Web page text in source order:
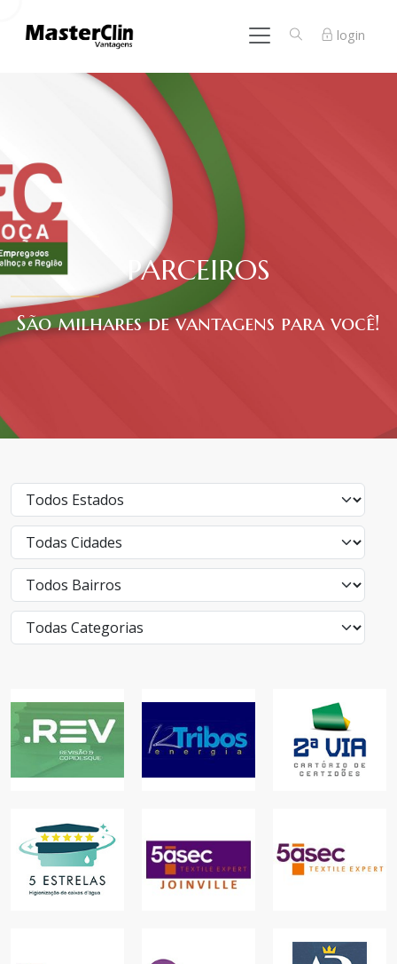
login
PARCEIROS
São milhares de vantagens para você!
SERVIÇOS
12TRIBOS
SUA CASA
2° VIA -
CERTIDÕES EM
TODO BRASIL
SERVIÇOS
5 ESTRELAS
HIGIENIZAÇÃO
DE CAIXA
DÁGUA
PARA SUA CASA
5ÀSEC -
JOINVILLE
5ÀSEC -